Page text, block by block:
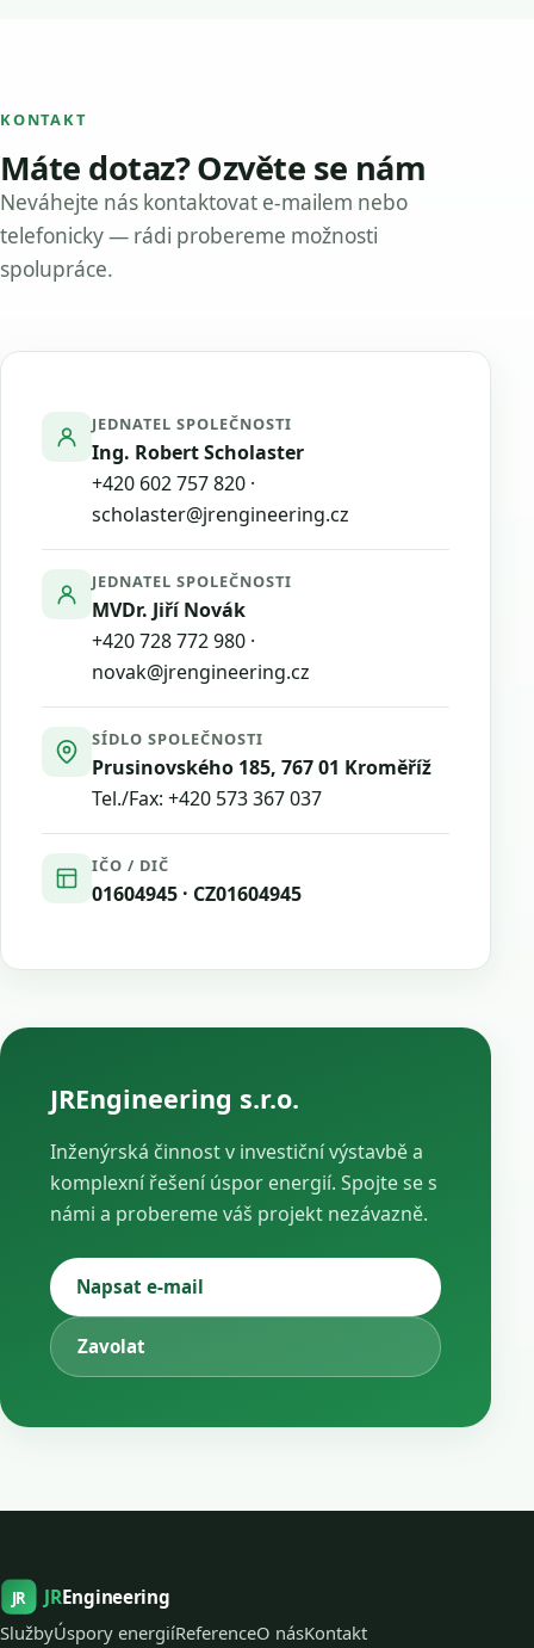
KONTAKT
Máte dotaz? Ozvěte se nám
Neváhejte nás kontaktovat e-mailem nebo
telefonicky — rádi probereme možnosti
spolupráce.
JEDNATEL SPOLEČNOSTI
Ing. Robert Scholaster
+420 602 757 820 ·
scholaster@jrengineering.cz
JEDNATEL SPOLEČNOSTI
MVDr. Jiří Novák
+420 728 772 980 ·
novak@jrengineering.cz
SÍDLO SPOLEČNOSTI
Prusinovského 185, 767 01 Kroměříž
Tel./Fax: +420 573 367 037
IČO / DIČ
01604945 · CZ01604945
JREngineering s.r.o.
Inženýrská činnost v investiční výstavbě a
komplexní řešení úspor energií. Spojte se s
námi a probereme váš projekt nezávazně.
Napsat e-mail
Zavolat
JR JREngineering
SlužbyÚspory energiíReferenceO násKontakt